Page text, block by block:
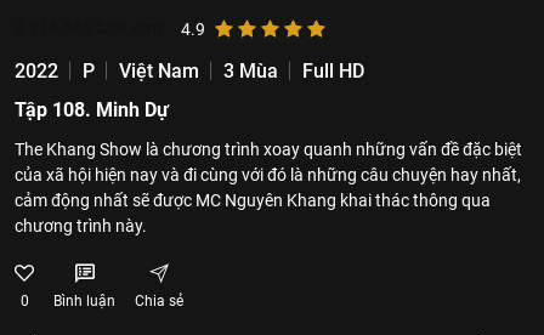
4.9
2022 P Việt Nam 3 Mùa
Full HD
Tập 108. Minh Dự
The Khang Show là chương trình xoay quanh những vấn đề đặc biệt
của xã hội hiện nay và đi cùng với đó là những câu chuyện hay nhất,
cảm động nhất sẽ được MC Nguyên Khang khai thác thông qua
chương trình này.
0 Bình luận Chia sẻ